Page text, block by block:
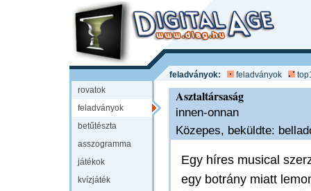
feladványok: feladványok
rovatok
feladványok
betűtészta
asszogramma
játékok
kvízjáték
Asztaltársaság
innen-onnan
Közepes, beküldte:
Egy híres musical
egy botrány miatt